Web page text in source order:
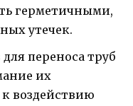
герметичными,
утечек.
переноса труб
их
воздействию